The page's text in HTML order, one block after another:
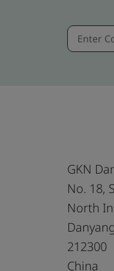
GKN
No. 18,
North
212300
China